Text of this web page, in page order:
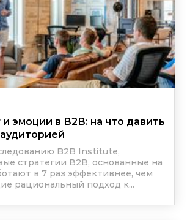
эмоции в В2В: на что давить
B2B Institute,
стратегии В2В, основанные на
в 7 раз эффективнее, чем
рациональный подход к...